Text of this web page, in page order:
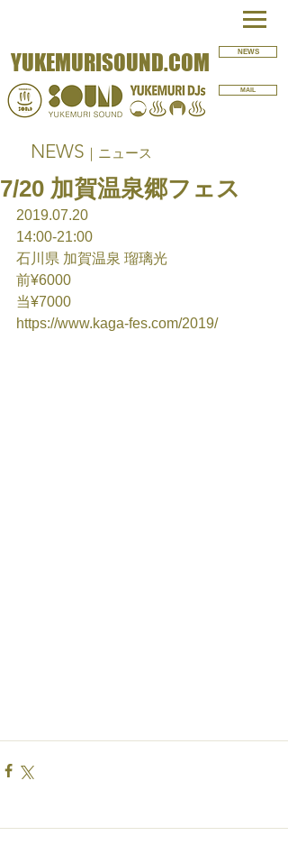
YUKEMURISOUND.COM NEWS
MAIL
NEWS ｜ニュース
7/20 加賀温泉郷フェス
2019.07.20
14:00-21:00
石川県 加賀温泉 瑠璃光
前¥6000
当¥7000
https://www.kaga-fes.com/2019/